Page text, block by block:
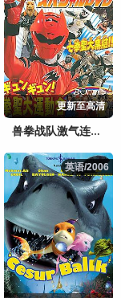
更新至高清
兽拳战队激气连者 特别DVD gyungyun！拳圣大运动会
英语/2006
英语/2006